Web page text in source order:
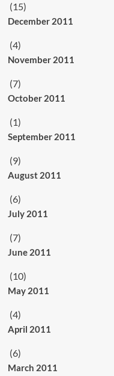
(15)
December 2011
(4)
November 2011
(7)
October 2011
(1)
September 2011
(9)
August 2011
(6)
July 2011
(7)
June 2011
(10)
May 2011
(4)
April 2011
(6)
March 2011